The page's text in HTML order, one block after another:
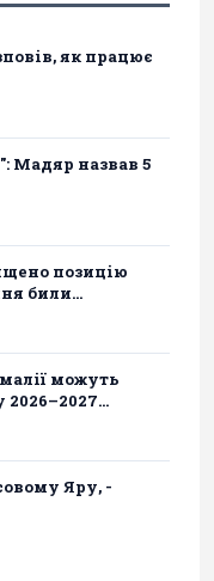
як працює
Мадяр назвав 5
позицію
били...
можуть
Яру, -